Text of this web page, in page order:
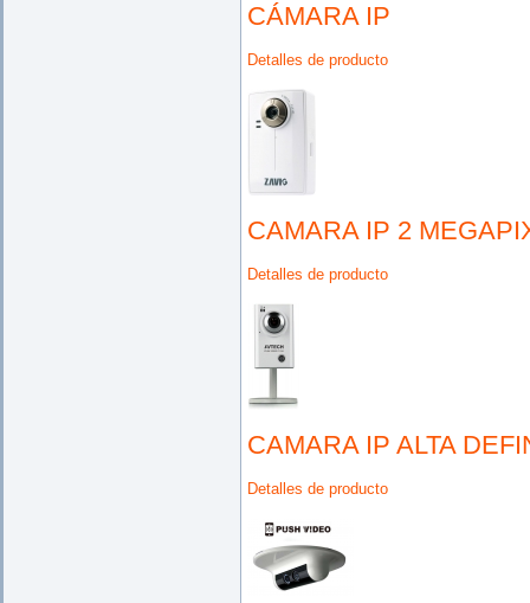
CÁMARA IP
Detalles de producto
CAMARA IP 2
Detalles de producto
CAMARA IP ALTA
Detalles de producto